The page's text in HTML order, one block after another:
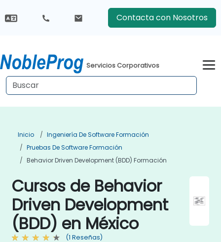
Contacta con Nosotros
Servicios Corporativos
Inicio
Ingeniería De Software Formación
Pruebas De Software Formación
Behavior Driven Development (BDD) Formación
Cursos de Behavior
Driven Development
(BDD) en México
(1 Reseñas)